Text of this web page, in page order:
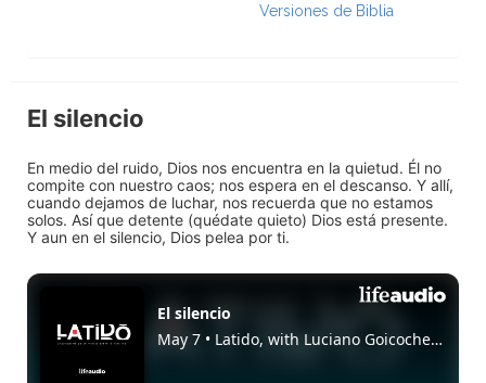
Versiones de Biblia
El silencio
En medio del ruido, Dios nos encuentra en la quietud. Él no
compite con nuestro caos; nos espera en el descanso. Y allí,
cuando dejamos de luchar, nos recuerda que no estamos
solos. Así que detente (quédate quieto) Dios está presente.
Y aun en el silencio, Dios pelea por ti.